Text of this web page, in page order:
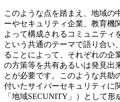
このような点を踏まえ、地域の
ーやセキュリティ企業、教育機
よって構成されるコミュニティ
という共通のテーマで語り合い
ることによって、それぞれの企
の方策等を共有あるいは発見出
とが必要です。このような共助
付いたサイバーセキュリティに
「地域SECUNITY」）として